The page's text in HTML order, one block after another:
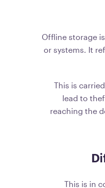
Offline storage
or systems. It
This is
lead to
reaching the
This is in